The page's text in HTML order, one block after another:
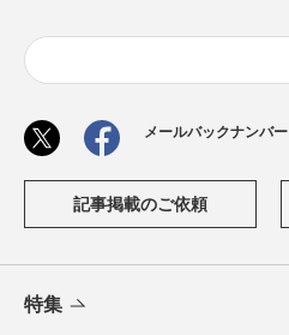
メールバックナンバー
記事掲載のご依頼
特集